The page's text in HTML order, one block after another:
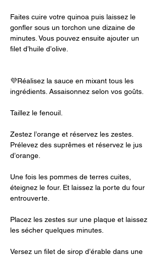
Faites cuire votre quinoa puis laissez le
gonfler sous un torchon une dizaine de
minutes. Vous pouvez ensuite ajouter un
filet d’huile d’olive.
💜Réalisez la sauce en mixant tous les
ingrédients. Assaisonnez selon vos goûts.
Taillez le fenouil.
Zestez l’orange et réservez les zestes.
Prélevez des suprêmes et réservez le jus
d’orange.
Une fois les pommes de terres cuites,
éteignez le four. Et laissez la porte du four
entrouverte.
Placez les zestes sur une plaque et laissez
les sécher quelques minutes.
Versez un filet de sirop d’érable dans une